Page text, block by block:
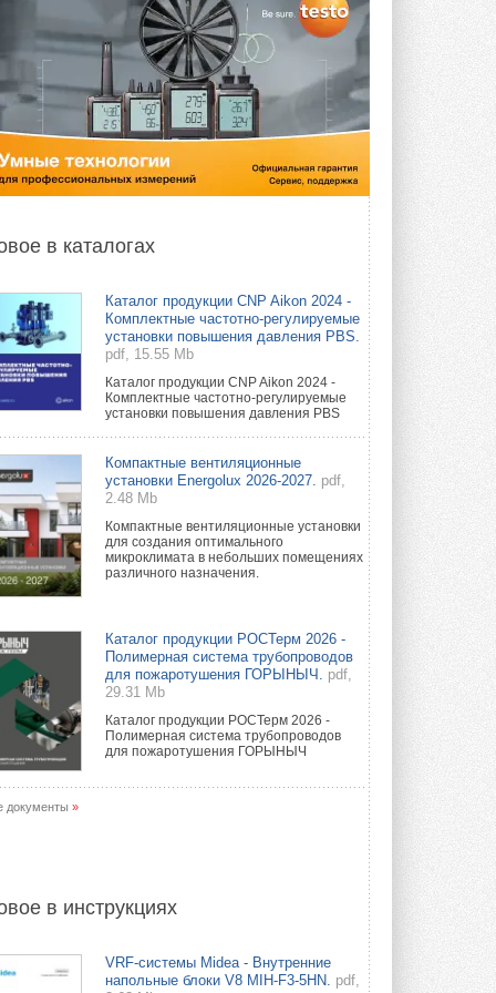
в каталогах
Каталог продукции CNP Aikon 2024 -
Комплектные частотно-регулируемые
установки повышения давления PBS.
pdf, 15.55 Mb
Каталог продукции CNP Aikon 2024 -
Комплектные частотно-регулируемые
установки повышения давления PBS
Компактные вентиляционные
установки Energolux 2026-2027. pdf,
2.48 Mb
Компактные вентиляционные установки
для создания оптимального
микроклимата в небольших помещениях
различного назначения.
Каталог продукции РОСТерм 2026 -
Полимерная система трубопроводов
для пожаротушения ГОРЫНЫЧ.
pdf,
29.31 Mb
Каталог продукции РОСТерм 2026 -
Полимерная система трубопроводов
для пожаротушения ГОРЫНЫЧ
документы »
в инструкциях
VRF-системы Midea - Внутренние
напольные блоки V8 MIH-F3-5HN. pdf,